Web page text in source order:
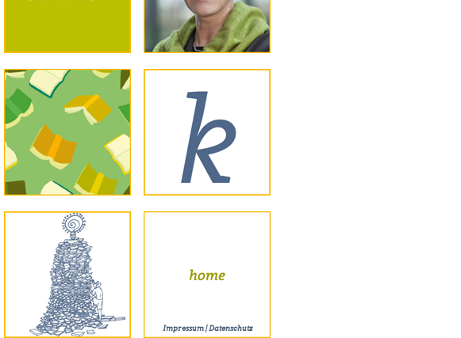
Impressum|Datenschutz